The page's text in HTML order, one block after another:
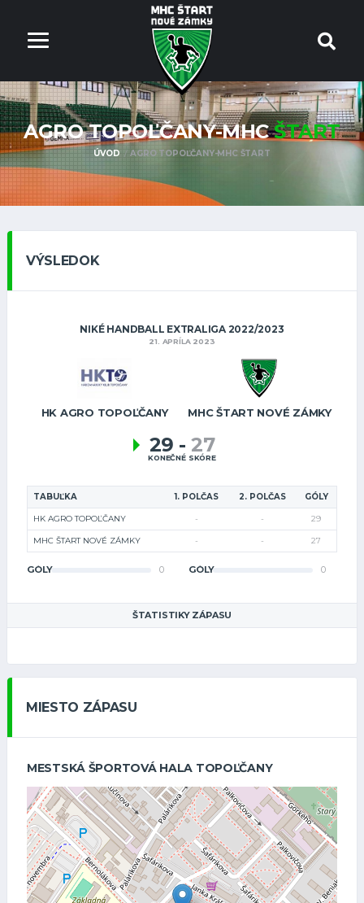
AGRO TOPOĽČANY-MHCŠTART
ÚVOD AGRO TOPOĽČANY-MHC ŠTART
VÝSLEDOK
NIKÉ HANDBALL EXTRALIGA 2022/2023
21. APRÍLA 2023
HK AGRO TOPOĽČANY MHC ŠTART NOVÉ ZÁMKY
29 - 27
KONEČNÉ SKÓRE
TABUĽKA 1. POLČAS 2. POLČAS GÓLY
HK AGRO TOPOĽČANY - - 29
MHC ŠTART NOVÉ ZÁMKY - - 27
GÓLY 0 GÓLY 0
ŠTATISTIKY ZÁPASU
MIESTO ZÁPASU
MESTSKÁ ŠPORTOVÁ HALA TOPOĽČANY